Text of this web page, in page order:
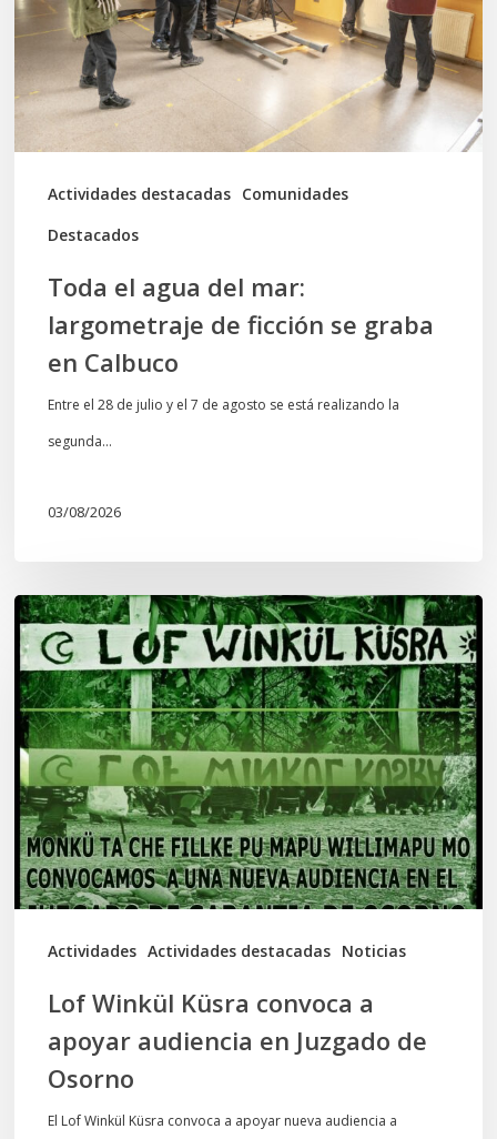
Actividades destacadas Comunidades
Destacados
largometraje
de
ficción
se
graba
Toda el agua del mar:
largometraje de ficción se graba
en Calbuco
Entre el 28 de julio y el 7 de agosto se está realizando la
segunda…
03/08/2026
Actividades Actividades destacadas Noticias
Lof
Winkül
Küsra
convoca
a
apoyar
audiencia
en
Juzgado
Lof Winkül Küsra convoca a
apoyar audiencia en Juzgado de
Osorno
El Lof Winkül Küsra convoca a apoyar nueva audiencia a